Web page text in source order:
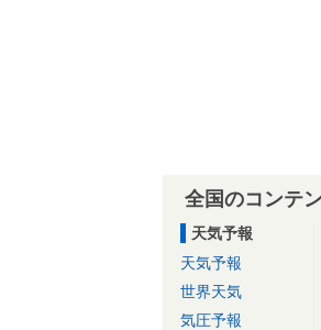
全国のコンテ
天気予報
天気予報
世界天気
気圧予報